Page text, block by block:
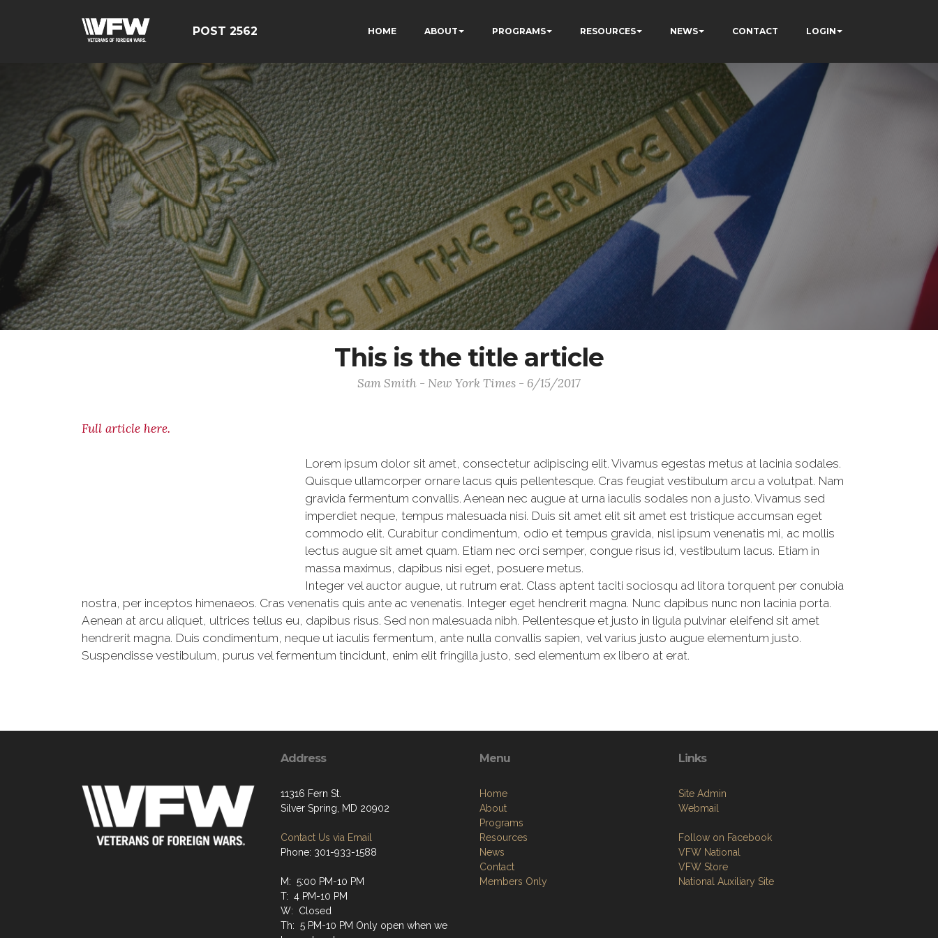
POST 2562 HOME ABOUT PROGRAMS RESOURCES NEWS CONTACT LOGIN
This is the title article
Sam Smith - New York Times - 6/15/2017
Full article here.
Lorem ipsum dolor sit amet, consectetur adipiscing elit. Vivamus egestas metus at lacinia sodales.
Quisque ullamcorper ornare lacus quis pellentesque. Cras feugiat vestibulum arcu a volutpat. Nam
gravida fermentum convallis. Aenean nec augue at urna iaculis sodales non a justo. Vivamus sed
imperdiet neque, tempus malesuada nisi. Duis sit amet elit sit amet est tristique accumsan eget
commodo elit. Curabitur condimentum, odio et tempus gravida, nisl ipsum venenatis mi, ac mollis
lectus augue sit amet quam. Etiam nec orci semper, congue risus id, vestibulum lacus. Etiam in
massa maximus, dapibus nisi eget, posuere metus.
Integer vel auctor augue, ut rutrum erat. Class aptent taciti sociosqu ad litora torquent per conubia
nostra, per inceptos himenaeos. Cras venenatis quis ante ac venenatis. Integer eget hendrerit magna. Nunc dapibus nunc non lacinia porta.
Aenean at arcu aliquet, ultrices tellus eu, dapibus risus. Sed non malesuada nibh. Pellentesque et justo in ligula pulvinar eleifend sit amet
hendrerit magna. Duis condimentum, neque ut iaculis fermentum, ante nulla convallis sapien, vel varius justo augue elementum justo.
Suspendisse vestibulum, purus vel fermentum tincidunt, enim elit fringilla justo, sed elementum ex libero at erat.
Address
11316 Fern St.
Silver Spring, MD 20902
Contact Us via Email
Phone: 301-933-1588
M: 5:00 PM-10 PM
T: 4 PM-10 PM
W: Closed
Th: 5 PM-10 PM Only open when we
Menu
Home
About
Programs
Resources
News
Contact
Members Only
Links
Site Admin
Webmail
Follow on Facebook
VFW National
VFW Store
National Auxiliary Site